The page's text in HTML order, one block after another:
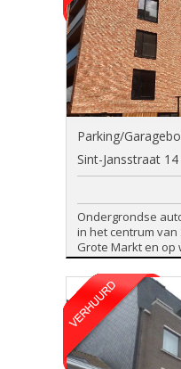
Parking/
Sint-Jansstraat 14
Ondergrondse
in het centrum van
Grote Markt en op